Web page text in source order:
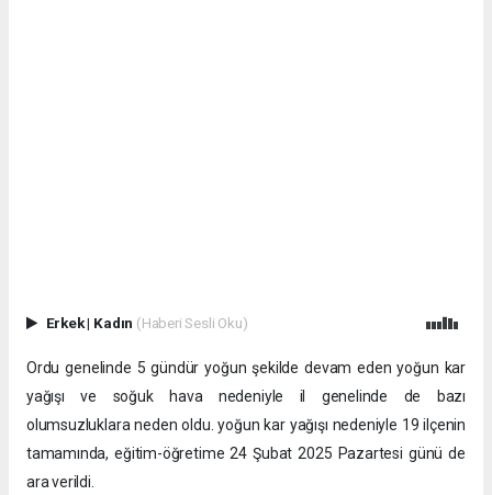
Erkek| Kadın (Haberi Sesli Oku)
Ordu genelinde 5 gündür yoğun şekilde devam eden yoğun kar
yağışı ve soğuk hava nedeniyle il genelinde de bazı
olumsuzluklara neden oldu. yoğun kar yağışı nedeniyle 19 ilçenin
tamamında, eğitim-öğretime 24 Şubat 2025 Pazartesi günü de
ara verildi.